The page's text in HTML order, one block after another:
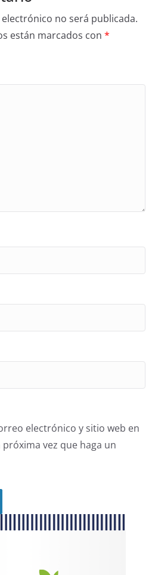
no será publicada.
están marcados con *
electrónico y sitio web en
vez que haga un